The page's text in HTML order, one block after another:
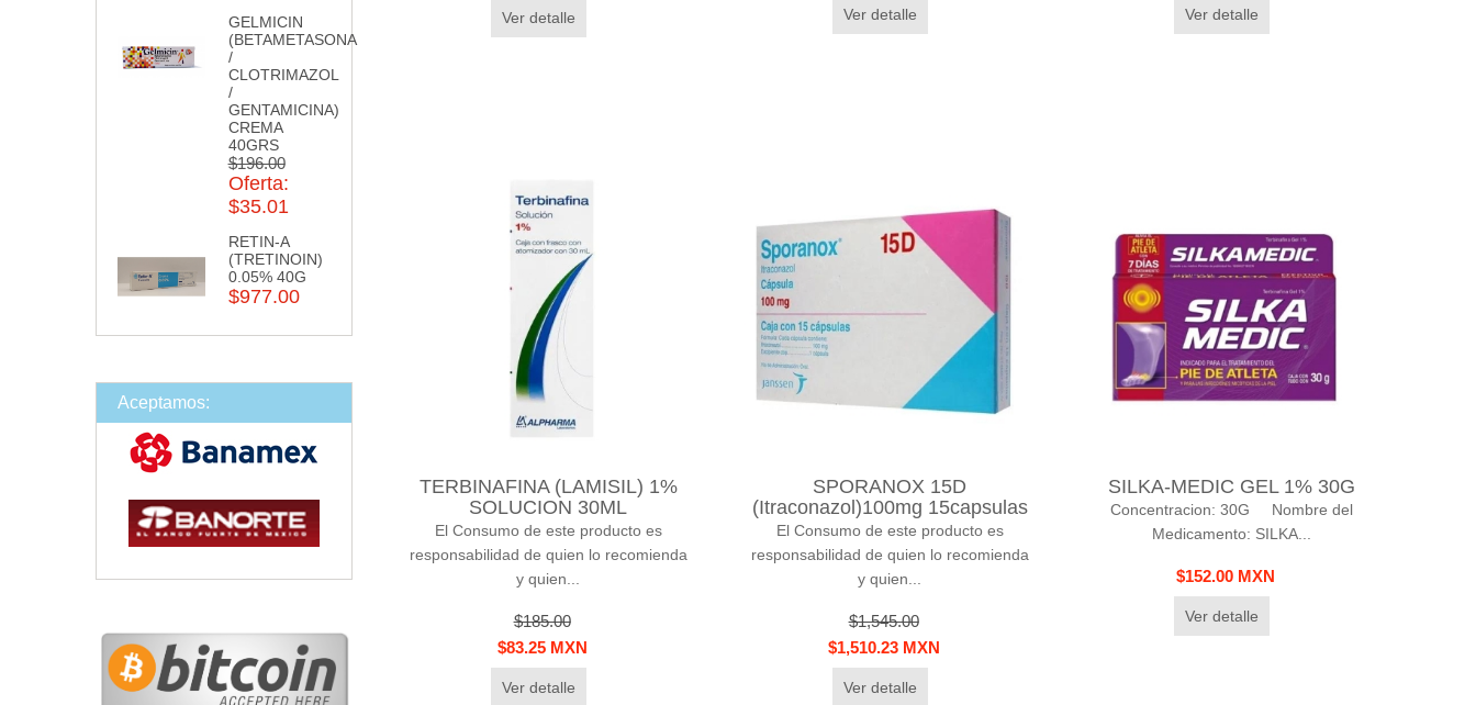
GELMICIN
(BETAMETASONA
/
CLOTRIMAZOL
/
GENTAMICINA)
CREMA
40GRS
$196.00
Oferta:
$35.01
RETIN-A
(TRETINOIN)
0.05% 40G
$977.00
Aceptamos:
Ver detalle Ver detalle Ver detalle
TERBINAFINA (LAMISIL) 1%
SOLUCION 30ML
El Consumo de este producto es
responsabilidad de quien lo recomienda
y quien...
$185.00
$83.25 MXN
Ver detalle
SPORANOX 15D
(Itraconazol)100mg 15capsulas
El Consumo de este producto es
responsabilidad de quien lo recomienda
y quien...
$1,545.00
$1,510.23 MXN
Ver detalle
SILKA-MEDIC GEL 1% 30G
Concentracion: 30G Nombre del
Medicamento: SILKA...
$152.00 MXN
Ver detalle